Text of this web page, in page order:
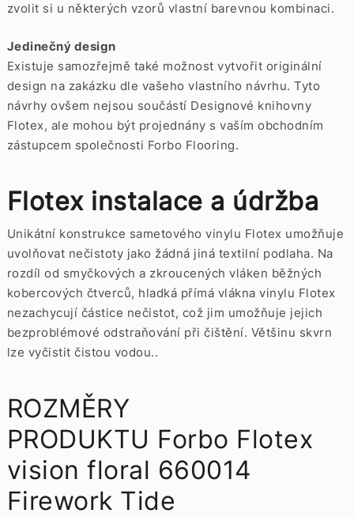
zvolit si u některých vzorů vlastní barevnou kombinaci.
Jedinečný design
Existuje samozřejmě také možnost vytvořit originální
design na zakázku dle vašeho vlastního návrhu. Tyto
návrhy ovšem nejsou součástí Designové knihovny
Flotex, ale mohou být projednány s vaším obchodním
zástupcem společnosti Forbo Flooring.
Flotex instalace a údržba
Unikátní konstrukce sametového vinylu Flotex umožňuje
uvolňovat nečistoty jako žádná jiná textilní podlaha. Na
rozdíl od smyčkových a zkroucených vláken běžných
kobercových čtverců, hladká přímá vlákna vinylu Flotex
nezachycují částice nečistot, což jim umožňuje jejich
bezproblémové odstraňování při čištění. Většinu skvrn
lze vyčistit čistou vodou..
ROZMĚRY
PRODUKTU Forbo Flotex
vision floral 660014
Firework Tide